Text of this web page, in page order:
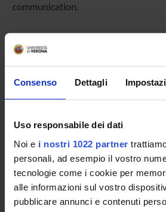
Consenso Dettagli
Uso responsabile dei dati
Noi e i nostri 1022 partner
personali, ad esempio il vostro
tecnologie come i cookie per
alle informazioni sul vostro
pubblicare annunci e contenuti
communication.
Referente
Data pubblicazione
OFFERTA FORMATIVA